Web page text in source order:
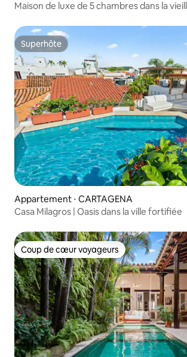
Maison de luxe de 5 chambres dans la
Superhôte
Superhôte
Appartement ⋅ CARTAGENA
Casa Milagros | Oasis dans la ville fortifiée
Coup de cœur voyageurs
Coup de cœur voyageurs